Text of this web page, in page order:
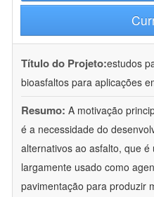
Título do Projeto:estudos
bioasfaltos para aplicações
Resumo: A motivação
é a necessidade do
alternativos ao asfalto, que
largamente usado como
pavimentação para produzir